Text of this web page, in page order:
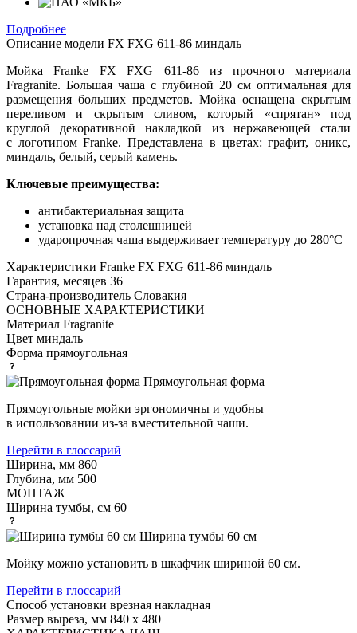
Подробнее
Описание модели FX FXG 611-86 миндаль
Мойка Franke FX FXG 611-86 из прочного материала
Fragranite. Большая чаша с глубиной 20 см оптимальная для
размещения больших предметов. Мойка оснащена скрытым
переливом и скрытым сливом, который «спрятан» под
круглой декоративной накладкой из нержавеющей стали
с логотипом Franke. Представлена в цветах: графит, оникс,
миндаль, белый, серый камень.
Ключевые преимущества:
антибактериальная защита
установка над столешницей
ударопрочная чаша выдерживает температуру до 280°C
Характеристики Franke FX FXG 611-86 миндаль
Гарантия, месяцев 36
Страна-производитель Словакия
ОСНОВНЫЕ ХАРАКТЕРИСТИКИ
Материал Fragranite
Цвет миндаль
Форма прямоугольная
Прямоугольная форма
Прямоугольные мойки эргономичны и удобны
в использовании из-за вместительной чаши.
Перейти в глоссарий
Ширина, мм 860
Глубина, мм 500
МОНТАЖ
Ширина тумбы, см 60
Ширина тумбы 60 см
Мойку можно установить в шкафчик шириной 60 см.
Перейти в глоссарий
Способ установки врезная накладная
Размер выреза, мм 840 х 480